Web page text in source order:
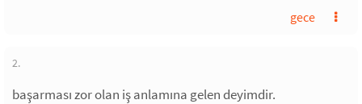
gece
2.
başarması zor olan iş anlamına gelen deyimdir.